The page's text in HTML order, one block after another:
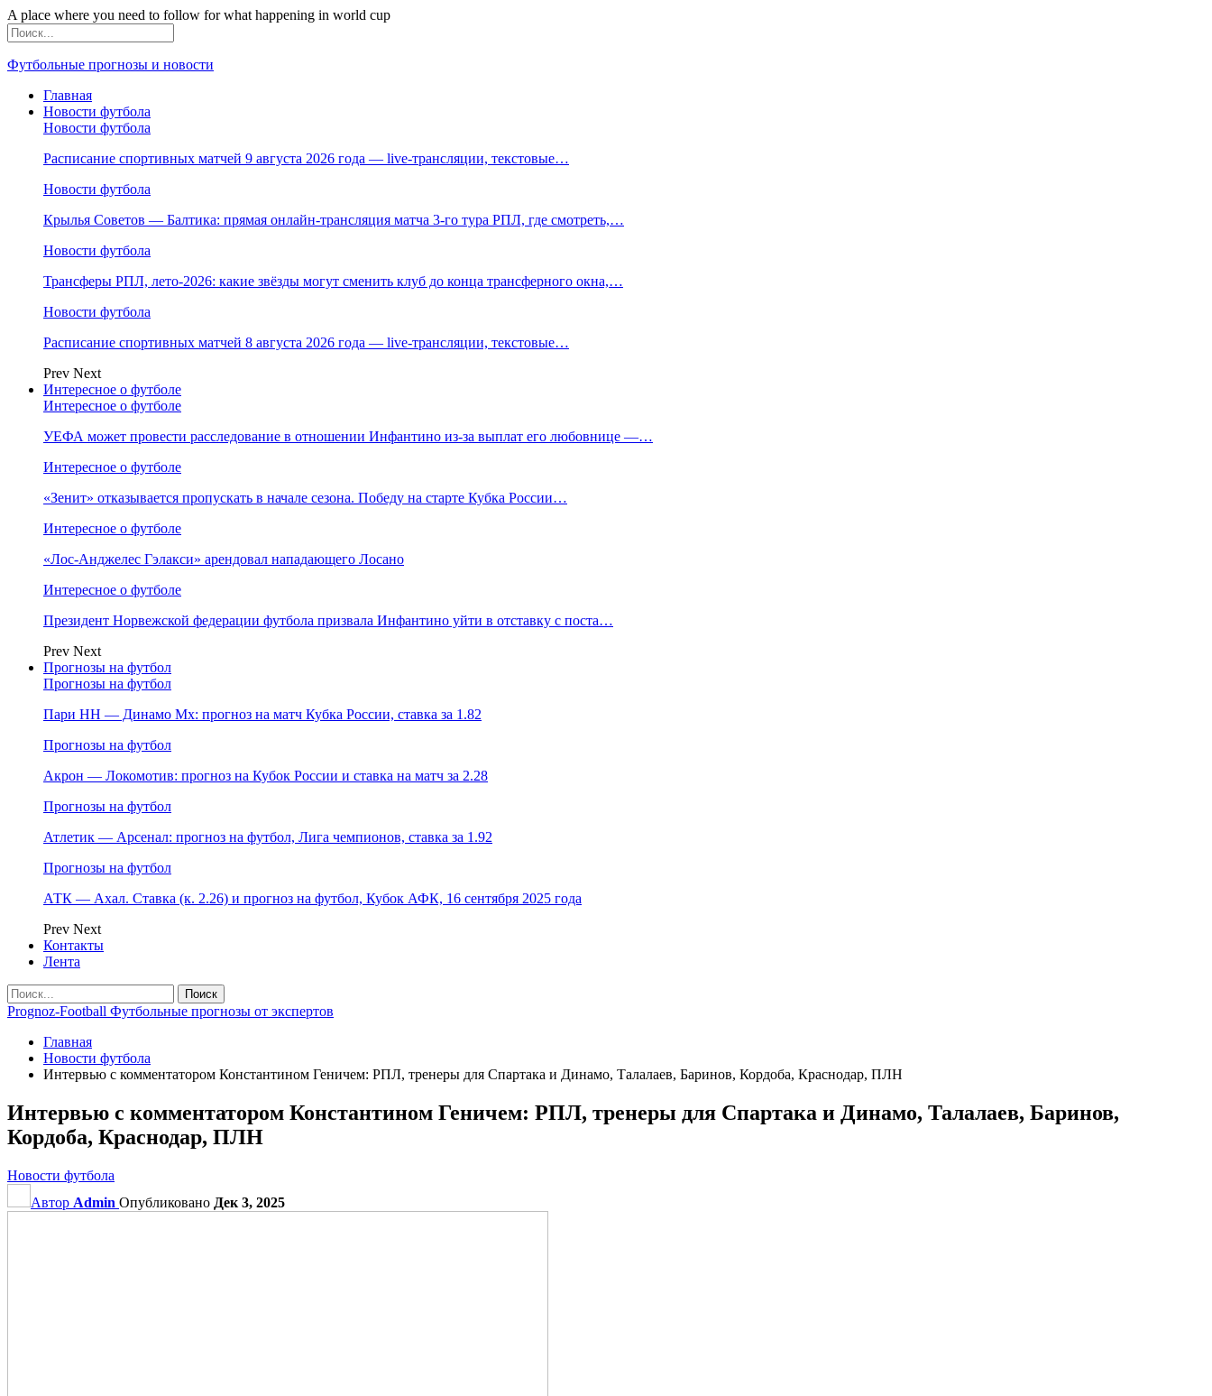
A place where you need to follow for what happening in world cup
Футбольные прогнозы и новости
Главная
Новости футбола
Новости футбола
Расписание спортивных матчей 9 августа 2026 года — live-трансляции, текстовые…
Новости футбола
Крылья Советов — Балтика: прямая онлайн-трансляция матча 3-го тура РПЛ, где смотреть,…
Новости футбола
Трансферы РПЛ, лето-2026: какие звёзды могут сменить клуб до конца трансферного окна,…
Новости футбола
Расписание спортивных матчей 8 августа 2026 года — live-трансляции, текстовые…
Prev Next
Интересное о футболе
Интересное о футболе
УЕФА может провести расследование в отношении Инфантино из‑за выплат его любовнице —…
Интересное о футболе
«Зенит» отказывается пропускать в начале сезона. Победу на старте Кубка России…
Интересное о футболе
«Лос‑Анджелес Гэлакси» арендовал нападающего Лосано
Интересное о футболе
Президент Норвежской федерации футбола призвала Инфантино уйти в отставку с поста…
Prev Next
Прогнозы на футбол
Прогнозы на футбол
Пари НН — Динамо Мх: прогноз на матч Кубка России, ставка за 1.82
Прогнозы на футбол
Акрон — Локомотив: прогноз на Кубок России и ставка на матч за 2.28
Прогнозы на футбол
Атлетик — Арсенал: прогноз на футбол, Лига чемпионов, ставка за 1.92
Прогнозы на футбол
АТК — Ахал. Ставка (к. 2.26) и прогноз на футбол, Кубок АФК, 16 сентября 2025 года
Prev Next
Контакты
Лента
Prognoz-Football Футбольные прогнозы от экспертов
Главная
Новости футбола
Интервью с комментатором Константином Геничем: РПЛ, тренеры для Спартака и Динамо, Талалаев, Баринов, Кордоба, Краснодар, ПЛН
Интервью с комментатором Константином Геничем: РПЛ, тренеры для Спартака и Динамо, Талалаев, Баринов,
Кордоба, Краснодар, ПЛН
Новости футбола
Автор Admin Опубликовано Дек 3, 2025